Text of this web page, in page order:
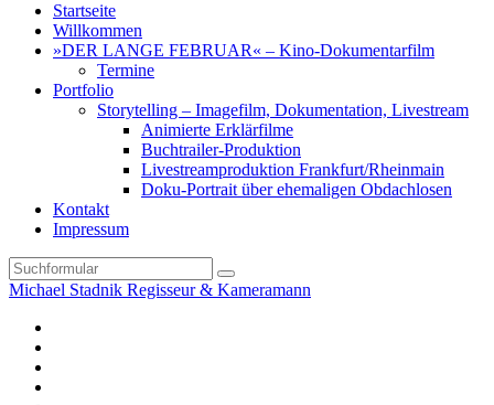
Startseite
Willkommen
»DER LANGE FEBRUAR« – Kino-Dokumentarfilm
Termine
Portfolio
Storytelling – Imagefilm, Dokumentation, Livestream
Animierte Erklärfilme
Buchtrailer-Produktion
Livestreamproduktion Frankfurt/Rheinmain
Doku-Portrait über ehemaligen Obdachlosen
Kontakt
Impressum
Search
Michael Stadnik Regisseur & Kameramann